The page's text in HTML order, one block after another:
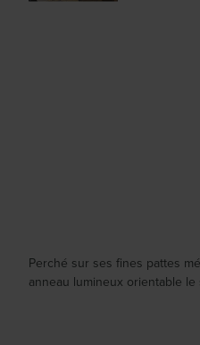
Perché sur ses fines pattes
anneau lumineux orientable